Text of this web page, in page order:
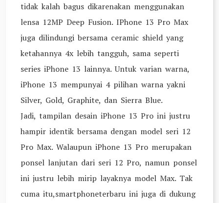
tidak kalah bagus dikarenakan menggunakan
lensa 12MP Deep Fusion. IPhone 13 Pro Max
juga dilindungi bersama ceramic shield yang
ketahannya 4x lebih tangguh, sama seperti
series iPhone 13 lainnya. Untuk varian warna,
iPhone 13 mempunyai 4 pilihan warna yakni
Silver, Gold, Graphite, dan Sierra Blue.
Jadi, tampilan desain iPhone 13 Pro ini justru
hampir identik bersama dengan model seri 12
Pro Max. Walaupun iPhone 13 Pro merupakan
ponsel lanjutan dari seri 12 Pro, namun ponsel
ini justru lebih mirip layaknya model Max. Tak
cuma itu,smartphoneterbaru ini juga di dukung